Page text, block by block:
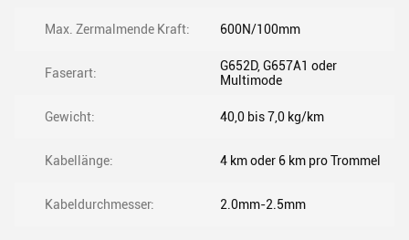
Max. Zermalmende Kraft: 600N/100mm
Faserart:
G652D, G657A1 oder
Multimode
Gewicht: 40,0 bis 7,0 kg/km
Kabellänge: 4 km oder 6 km pro Trommel
Kabeldurchmesser: 2.0mm-2.5mm